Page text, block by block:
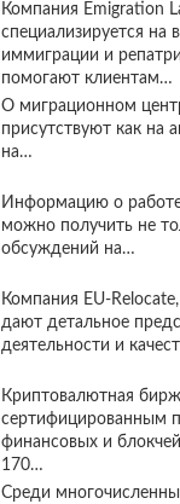
Компания Emigration
специализируется на
иммиграции и
помогают клиентам…
О миграционном
присутствуют как на
на…
Информацию о
можно получить не
обсуждений на…
Компания EU-
дают детальное
деятельности и
Криптовалютная
сертифицированным
финансовых и
170…
Среди